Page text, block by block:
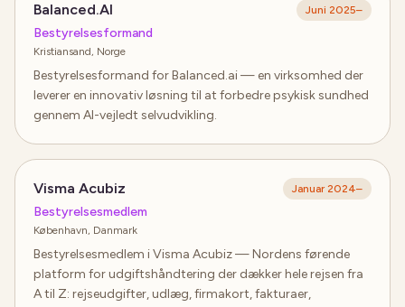
Balanced.AI Juni 2025–
Bestyrelsesformand
Kristiansand, Norge
Bestyrelsesformand for Balanced.ai — en virksomhed der
leverer en innovativ løsning til at forbedre psykisk sundhed
gennem AI-vejledt selvudvikling.
Visma Acubiz Januar 2024–
Bestyrelsesmedlem
København, Danmark
Bestyrelsesmedlem i Visma Acubiz — Nordens førende
platform for udgiftshåndtering der dækker hele rejsen fra
A til Z: rejseudgifter, udlæg, firmakort, fakturaer,